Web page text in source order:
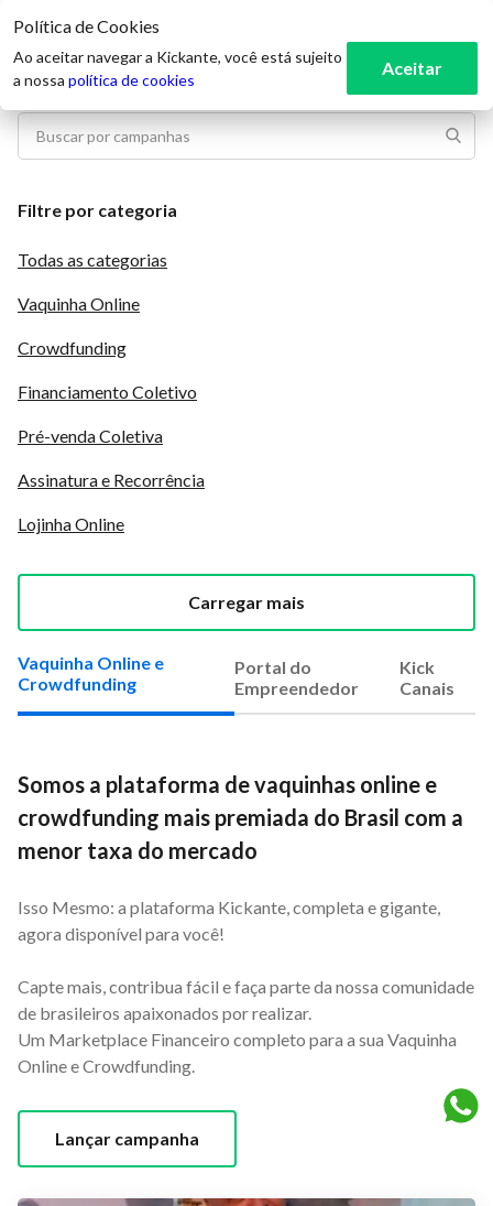
Vaquinha Online e
Crowdfunding
Portal do
Empreendedor
Kick
Canais
Somos a plataforma de vaquinhas online e
crowdfunding mais premiada do Brasil com a
menor taxa do mercado
Isso Mesmo: a plataforma Kickante, completa e gigante,
agora disponível para você!
Capte mais, contribua fácil e faça parte da nossa comunidade
de brasileiros apaixonados por realizar.
Um Marketplace Financeiro completo para a sua Vaquinha
Online e Crowdfunding.
Lançar campanha
Filtre por categoria
Todas as categorias
Vaquinha Online
Crowdfunding
Financiamento Coletivo
Pré-venda Coletiva
Assinatura e Recorrência
Lojinha Online
Carregar mais
Política de Cookies
Ao aceitar navegar a Kickante, você está sujeito
a nossa política de cookies
Aceitar